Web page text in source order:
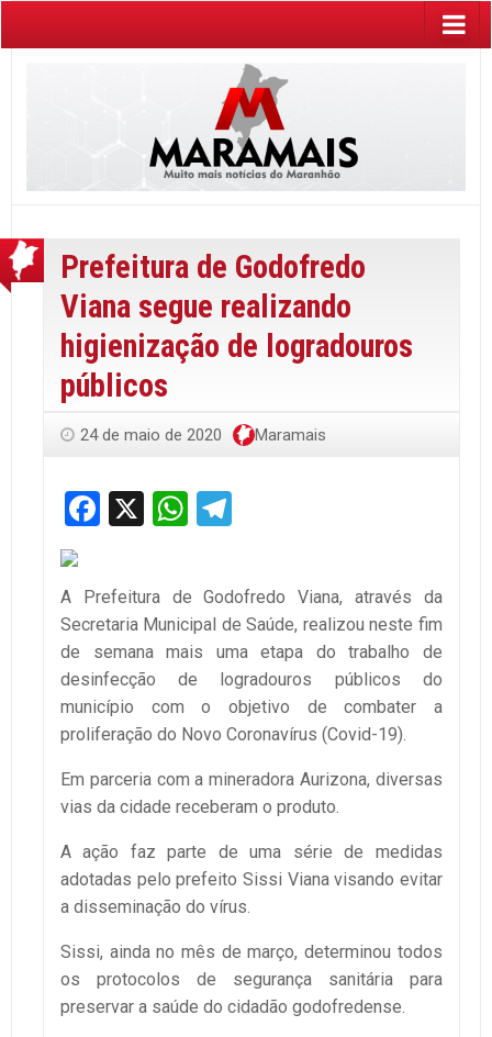
Prefeitura de Godofredo
Viana segue realizando
higienização de logradouros
públicos
24 de maio de 2020 Maramais
Facebook
X WhatsApp
A Prefeitura de Godofredo Viana, através da
Secretaria Municipal de Saúde, realizou neste fim
de semana mais uma etapa do trabalho de
desinfecção de logradouros públicos do
município com o objetivo de combater a
proliferação do Novo Coronavírus (Covid-19).
Em parceria com a mineradora Aurizona, diversas
vias da cidade receberam o produto.
A ação faz parte de uma série de medidas
adotadas pelo prefeito Sissi Viana visando evitar
a disseminação do vírus.
Sissi, ainda no mês de março, determinou todos
os protocolos de segurança sanitária para
preservar a saúde do cidadão godofredense.